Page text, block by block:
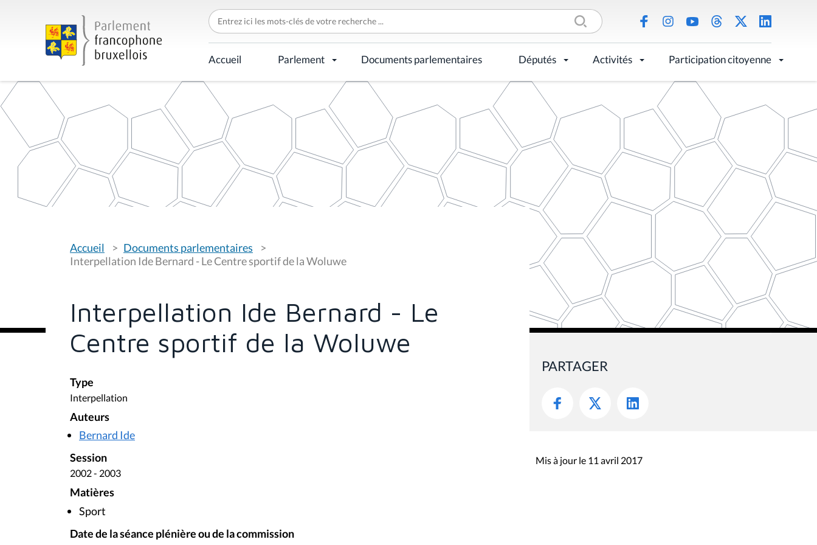
C
h
e
r
c
h
r
p
Accueil Parlement Documents parlementaires Députés Activités Participation citoyenne
o
u
s
s
i
Accueil
Documents parlementaires
Interpellation Ide Bernard - Le Centre sportif de la Woluwe
Interpellation Ide Bernard - Le
Centre sportif de la Woluwe
Type
Interpellation
Auteurs
Bernard Ide
Session
2002 - 2003
Matières
Sport
Date de la séance plénière ou de la commission
PARTAGER
Mis à jour le 11 avril 2017